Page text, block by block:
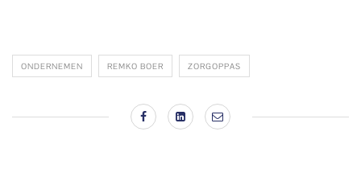
ONDERNEMEN REMKO BOER ZORGOPPAS